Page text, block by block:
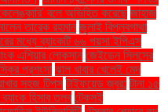
বলে অভিহিত করেছে জাহাজ
তারেক রহমান জুলাই বিপ্লবগাথা
মধ্যে ব্যাংকটি ৬৬ পয়সা ইপিএস
এশিয়ার লোকসান জেইডেন সিলসের
প্রশংসা ঝাল খাবার খেলেই মেদ
সহজ টিপস টাইফয়েড জ্বর: টানা ১৫
হিসাব তলব টেকসই